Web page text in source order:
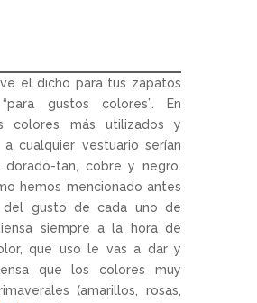
el dicho para tus zapatos
gustos colores”. En
colores más utilizados y
cualquier vestuario serían
dorado-tan, cobre y negro.
hemos mencionado antes
del gusto de cada uno de
siempre a la hora de
que uso le vas a dar y
que los colores muy
(amarillos, rosas,